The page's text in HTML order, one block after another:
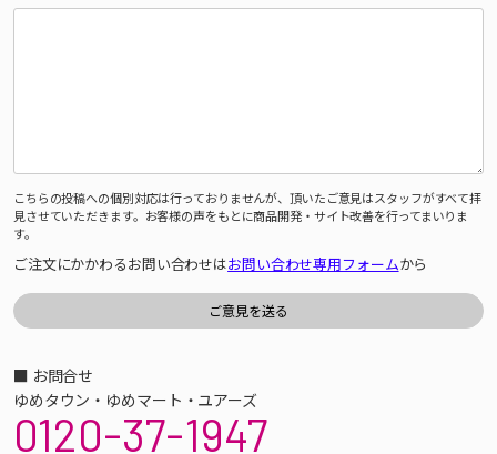
こちらの投稿への個別対応は行っておりませんが、頂いたご意見はスタッフがすべて拝
見させていただきます。お客様の声をもとに商品開発・サイト改善を行ってまいりま
す。
ご注文にかかわるお問い合わせはお問い合わせ専用フォームから
■ お問合せ
ゆめタウン・ゆめマート・ユアーズ
0120-37-1947